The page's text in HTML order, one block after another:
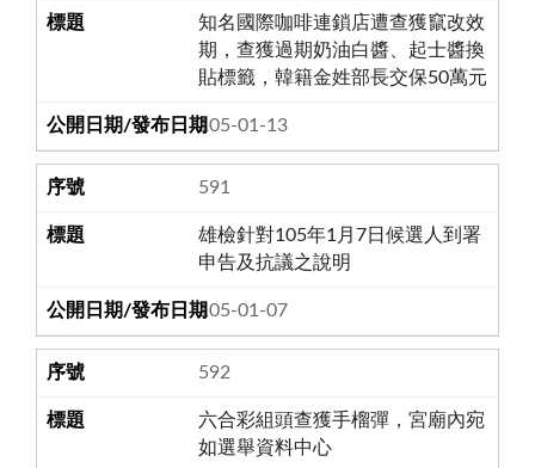
知名國際咖啡連鎖店遭查獲竄改效
期，查獲過期奶油白醬、起士醬換
貼標籤，韓籍金姓部長交保50萬元
105-01-13
591
雄檢針對105年1月7日候選人到署
申告及抗議之說明
105-01-07
592
六合彩組頭查獲手榴彈，宮廟內宛
如選舉資料中心